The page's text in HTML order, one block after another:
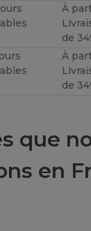
À
de
À
de
que
en